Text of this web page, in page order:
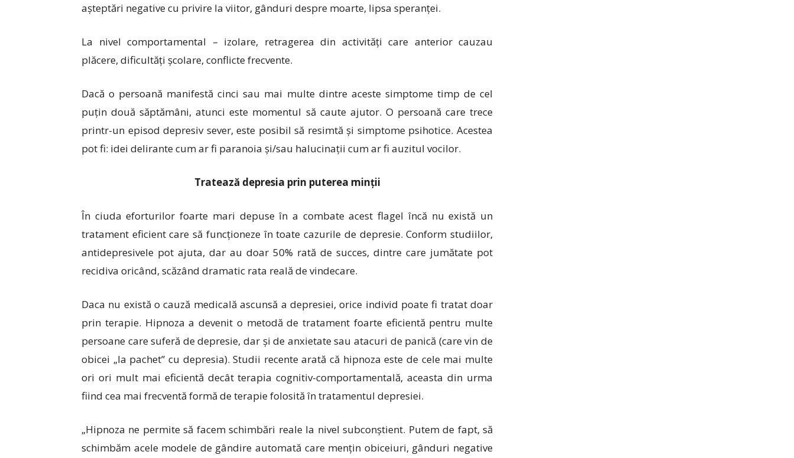
așteptări negative cu privire la viitor, gânduri despre moarte, lipsa speranței.
La nivel comportamental – izolare, retragerea din activități care anterior cauzau
plăcere, dificultăți școlare, conflicte frecvente.
Dacă o persoană manifestă cinci sau mai multe dintre aceste simptome timp de cel
puțin două săptămâni, atunci este momentul să caute ajutor. O persoană care trece
printr-un episod depresiv sever, este posibil să resimtă și simptome psihotice. Acestea
pot fi: idei delirante cum ar fi paranoia și/sau halucinații cum ar fi auzitul vocilor.
Tratează depresia prin puterea minții
În ciuda eforturilor foarte mari depuse în a combate acest flagel încă nu există un
tratament eficient care să funcționeze în toate cazurile de depresie. Conform studiilor,
antidepresivele pot ajuta, dar au doar 50% rată de succes, dintre care jumătate pot
recidiva oricând, scăzând dramatic rata reală de vindecare.
Daca nu există o cauză medicală ascunsă a depresiei, orice individ poate fi tratat doar
prin terapie. Hipnoza a devenit o metodă de tratament foarte eficientă pentru multe
persoane care suferă de depresie, dar și de anxietate sau atacuri de panică (care vin de
obicei „la pachet” cu depresia). Studii recente arată că hipnoza este de cele mai multe
ori ori mult mai eficientă decât terapia cognitiv-comportamentală, aceasta din urma
fiind cea mai frecventă formă de terapie folosită în tratamentul depresiei.
„Hipnoza ne permite să facem schimbări reale la nivel subconștient. Putem de fapt, să
schimbăm acele modele de gândire automată care mențin obiceiuri, gânduri negative